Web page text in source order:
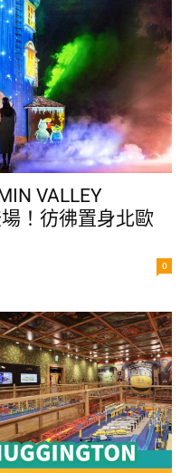
VALLEY
！彷彿置身北歐
0